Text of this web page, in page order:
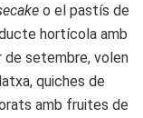
o el pastís de
hortícola amb
de setembre, volen
quiches de
amb fruites de